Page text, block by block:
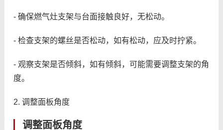
- 确保燃气灶支架与台面接触良好，无松动。
- 检查支架的螺丝是否松动，如有松动，应及时拧紧。
- 观察支架是否倾斜，如有倾斜，可能需要调整支架的角
度。
2. 调整面板角度
调整面板角度